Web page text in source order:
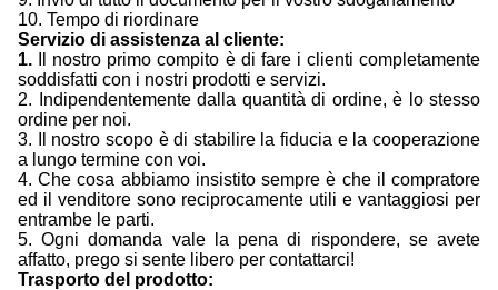
10. Tempo di riordinare
Servizio di assistenza al cliente:
1.
Il nostro primo compito è di fare i clienti completamente
soddisfatti con i nostri prodotti e servizi.
2. Indipendentemente dalla quantità di ordine, è lo stesso
ordine per noi.
3. Il nostro scopo è di stabilire la fiducia e la cooperazione
a lungo termine con voi.
4. Che cosa abbiamo insistito sempre è che il compratore
ed il venditore sono reciprocamente utili e vantaggiosi per
entrambe le parti.
5. Ogni domanda vale la pena di rispondere, se avete
affatto, prego si sente libero per contattarci!
Trasporto del prodotto: